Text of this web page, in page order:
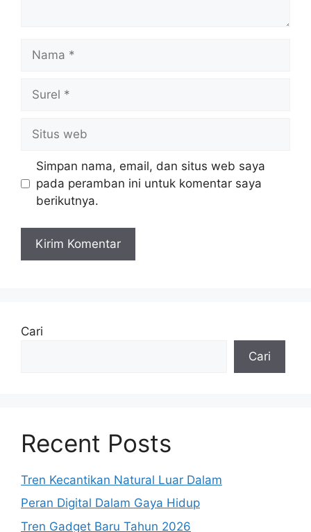
Nama
Surel
Situs
web
Simpan nama, email, dan situs web saya
pada peramban ini untuk komentar saya
berikutnya.
Cari
Cari
Recent Posts
Tren Kecantikan Natural Luar Dalam
Peran Digital Dalam Gaya Hidup
Tren Gadget Baru Tahun 2026